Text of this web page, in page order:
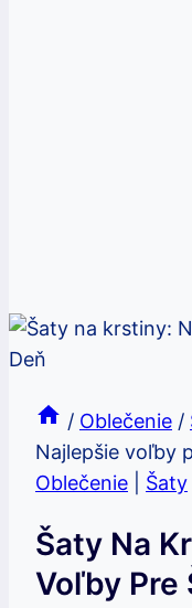
/ Oblečenie /
Najlepšie voľby
Oblečenie
Šaty
Šaty Na
Voľby Pre